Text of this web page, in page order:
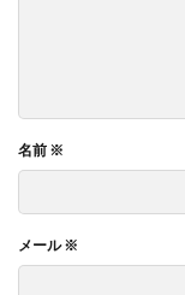
名前 ※
メール※